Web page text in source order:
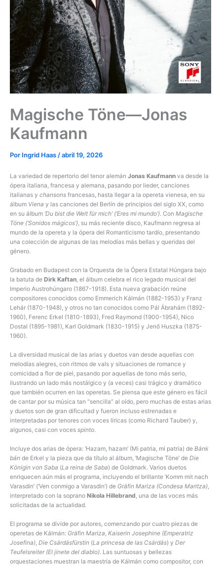
Magische Töne—Jonas
Kaufmann
Por Ingrid Haas /abril 19, 2026
La variedad de repertorio del tenor alemán Jonas Kaufmann va desde la
ópera italiana, francesa y alemana, pasando por lieder, canciones
italianas y chansons francesas, hasta llegar a la opereta vienesa, en su
álbum Viena y las canciones del Berlín de principios del siglo XX, como
en su álbum ‘Du bist die Welt für mich’ (‘Eres mi mundo’). Con Magische
Töne (‘Sonidos mágicos’) , su más reciente disco, Kaufmann regresa al
mundo de la opereta y la ópera del Romanticismo tardío, presentando
una colección de algunas de las melodías más bellas y queridas del
género.
Grabado en Budapest con la Orquesta de la Ópera Estatal Húngara bajo
la batuta de Dirk Kaftan , el álbum celebra el rico legado musical del
Imperio Austrohúngaro (1867-1918). Esta nueva grabación reúne
compositores conocidos como Emmerich Kálmán (1882-1953) y Franz
Lehár (1870-1948), y otros no tan conocidos como Pál Ábrahám (1892-
1960), Ferenc Erkel (1810-1893), Fred Raymond (1900-1954), Nico
Dostal (1895-1981), Karl Goldmark (1830-1915) y Jenő Huszka (1875-
1960).
La diversidad musical de las arias y duetos van desde aquellas con
melodías alegres, con ritmos de vals y situaciones de romance y
comicidad a flor de piel, pasando por aquellas de tono más serio,
ilustrando un lado más nostálgico y (a veces) casi trágico y dramático
que también ocurren en las operetas. Se piensa que este género es fácil
de cantar por su música tan “sencilla” al oído, pero muchas de estas arias
y duetos son de gran dificultad y fueron incluso estrenadas e
interpretadas por tenores con voces líricas (como Richard Tauber) y,
algunos, casi con voces spinto.
Incluye dos arias de ópera: ‘Hazam, hazam’ (Mi patria, mi patria) de Bánk
bán de Erkel y la pieza que da título al álbum, ‘Magische Töne’ de Die
Königin von Saba (La reina de Saba) de Goldmark. Varios duetos
enriquecen aún más el programa, incluyendo el brillante ‘Komm mit nach
Varasdin’ (‘Ven conmigo a Varasdin’) de Gräfin Mariza (Condesa Maritza),
interpretado con la soprano Nikola Hillebrand, una de las voces más
solicitadas de la actualidad.
El programa se divide por autores, comenzando por cuatro piezas de
operetas de Kálmán: Gräfin Mariza, Kaiserin Josephine (Emperatriz
Josefina), Die Csárdásfürstin (La princesa de las Csárdás) y Der
Teufelsreiter (El jinete del diablo). Las suntuosas y bellezas
orquestaciones muestran la maestría de Kálmán como compositor, con